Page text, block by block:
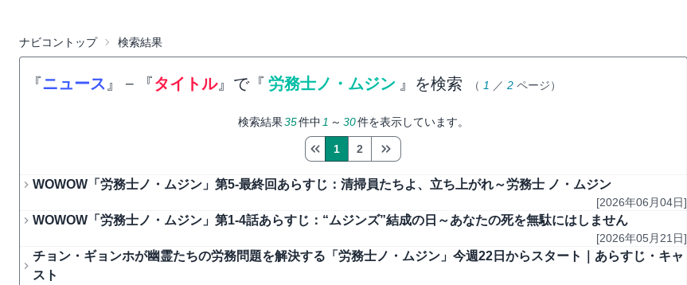
ナビコントップ 検索結果
『ニュース 』 − 『タイトル』で『 労務士ノ・ムジン 』を検索 （ 1 ／ 2 ページ）
検索結果35件中 1 ～ 30件を表示しています。
1 2
WOWOW「労務士ノ・ムジン」第5-最終回あらすじ：清掃員たちよ、立ち上がれ～労務士 ノ・ムジン
[2026年06月04日]
WOWOW「労務士ノ・ムジン」第1-4話あらすじ：“ムジンズ”結成の日～あなたの死を無駄にはしません
[2026年05月21日]
チョン・ギョンホが幽霊たちの労務問題を解決する「労務士ノ・ムジン」今週22日からスタート｜あらすじ・キャ
スト